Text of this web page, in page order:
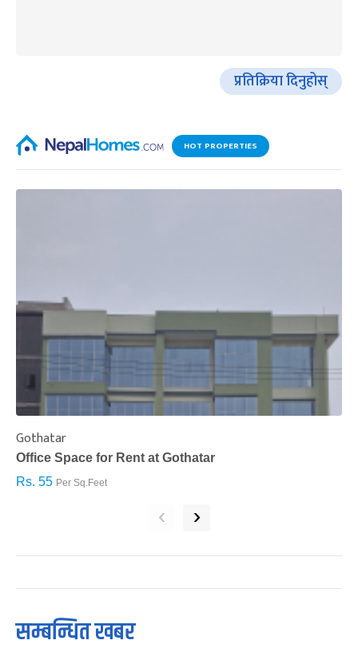
प्रतिक्रिया दिनुहोस्
HOT PROPERTIES
Gothatar
Office Space for Rent at Gothatar
Rs. 55 Per Sq.Feet
‹ ›
सम्बन्धित खबर